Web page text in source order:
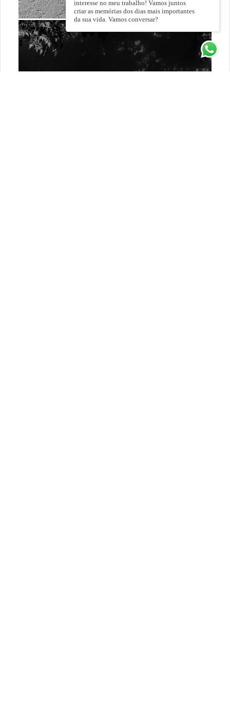
interesse no meu trabalho! Vamos juntos
criar as memórias dos dias mais importantes
da sua vida. Vamos conversar?